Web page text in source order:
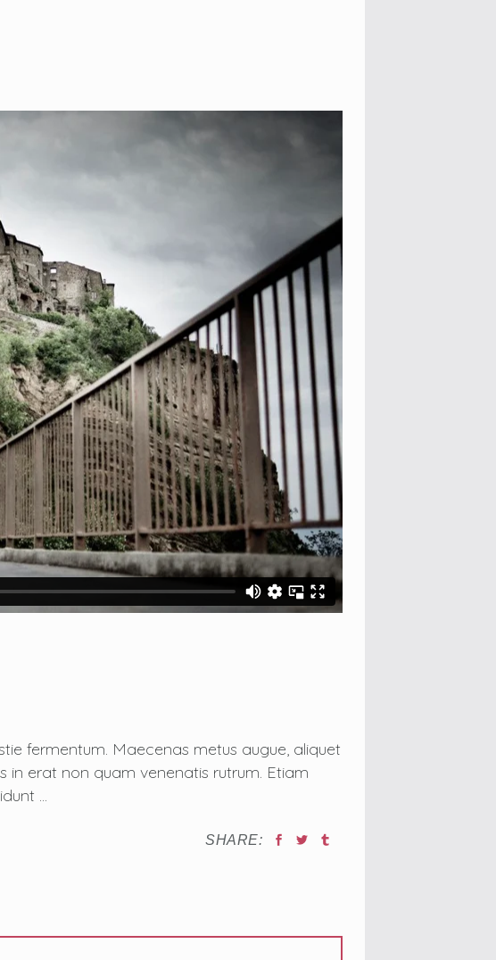
fermentum. Maecenas metus augue, aliquet
in erat non quam venenatis rutrum. Etiam
SHARE: